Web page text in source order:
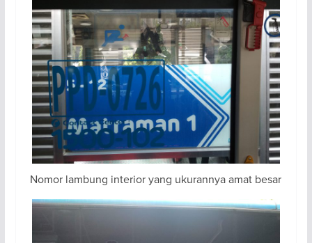
Nomor lambung interior yang ukurannya amat besar